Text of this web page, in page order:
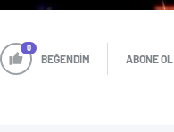
0
BEĞENDİM ABONE OL